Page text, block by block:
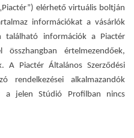
elérhető virtuális boltján
információkat a vásárlók
található információk a Piactér
összhangban értelmezendőek,
A Piactér Általános Szerződési
rendelkezései alkalmazandók
a jelen Stúdió Profilban nincs